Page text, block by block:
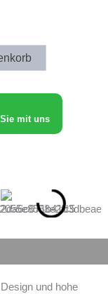
mit uns
und hohe